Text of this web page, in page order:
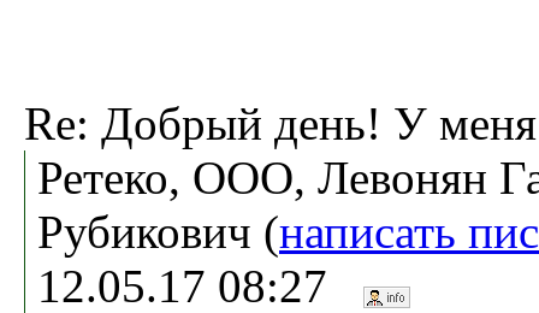
Re: Добрый день! У
Ретеко, ООО, Левонян
Рубикович (написать
12.05.17 08:27